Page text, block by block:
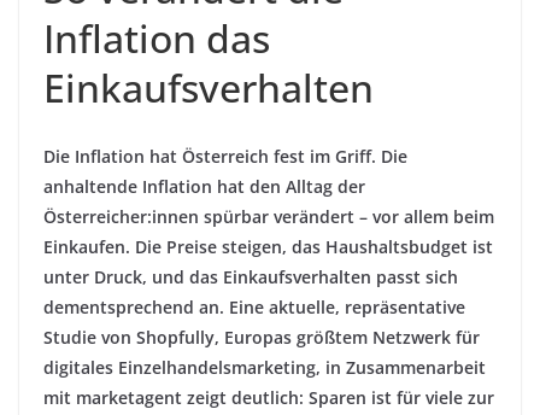
Inflation das
Einkaufsverhalten
Die Inflation hat Österreich fest im Griff. Die
anhaltende Inflation hat den Alltag der
Österreicher:innen spürbar verändert – vor allem beim
Einkaufen. Die Preise steigen, das Haushaltsbudget ist
unter Druck, und das Einkaufsverhalten passt sich
dementsprechend an. Eine aktuelle, repräsentative
Studie von Shopfully, Europas größtem Netzwerk für
digitales Einzelhandelsmarketing, in Zusammenarbeit
mit marketagent zeigt deutlich: Sparen ist für viele zur